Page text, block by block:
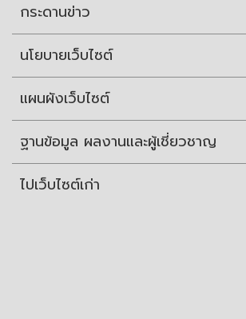
กระดานข่าว
นโยบายเว็บไซต์
แผนผังเว็บไซต์
ฐานข้อมูล ผลงานและผู้เชี่ยวชาญ
ไปเว็บไซต์เก่า